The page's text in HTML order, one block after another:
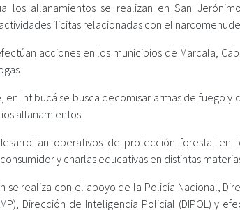
los allanamientos se realizan en San
ilicitas relacionadas con el
acciones en los municipios de Marcala,
en Intibucá se busca decomisar armas de fuego
allanamientos.
operativos de protección forestal
y charlas educativas en distintas
se realiza con el apoyo de la Policía Nacional,
Dirección de Inteligencia Policial (DIPOL) y